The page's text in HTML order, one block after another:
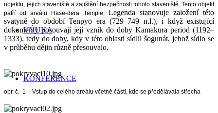
VÝUKA
KONFERENCE
objektu, jejich staveniště a zajištění bezpečnosti tohoto staveniště. Tento objekt
patří od areálu Hase-dera Temple. Legenda stanovuje založení této
svatyně do období Tenpyō era (729–749 n.l.), i když existující
dokumenty posouvají její vznik do doby Kamakura period (1192–
1333), tedy do doby, kdy v této oblasti sídlil šogunát, jehož sídlo se
v průběhu dějin různě přesouvalo.
obr. č. 1 – Vstup do celého areálu včetně části, kde se předělávala střecha